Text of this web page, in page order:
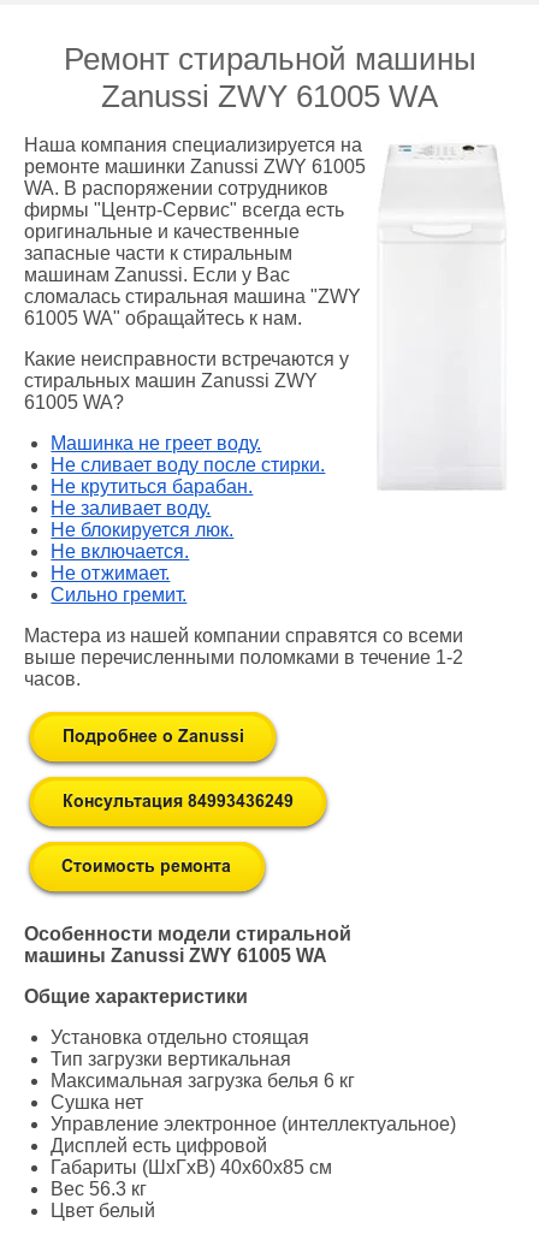
Ремонт стиральной машины
Zanussi ZWY 61005 WA
Наша компания специализируется на
ремонте машинки Zanussi ZWY 61005
WA. В распоряжении сотрудников
фирмы "Центр-Сервис" всегда есть
оригинальные и качественные
запасные части к стиральным
машинам Zanussi. Если у Вас
сломалась стиральная машина "ZWY
61005 WA" обращайтесь к нам.
Какие неисправности встречаются у
стиральных машин Zanussi ZWY
61005 WA?
Машинка не греет воду.
Не сливает воду после стирки.
Не крутиться барабан.
Не заливает воду.
Не блокируется люк.
Не включается.
Не отжимает.
Сильно гремит.
Мастера из нашей компании справятся со всеми
выше перечисленными поломками в течение 1-2
часов.
Особенности модели стиральной
машины Zanussi ZWY 61005 WA
Общие характеристики
Установка отдельно стоящая
Тип загрузки вертикальная
Максимальная загрузка белья 6 кг
Сушка нет
Управление электронное (интеллектуальное)
Дисплей есть цифровой
Габариты (ШxГxВ) 40x60x85 см
Вес 56.3 кг
Цвет белый